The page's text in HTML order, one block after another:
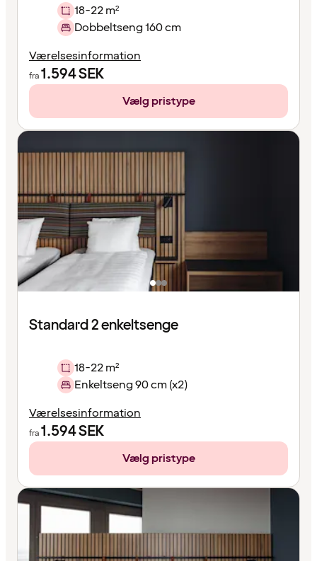
18-22 m²
Dobbeltseng 160 cm
Værelsesinformation
fra1.594SEK
Vælg pristype
Standard 2 enkeltsenge
18-22 m²
Enkeltseng 90 cm (x2)
Værelsesinformation
fra1.594SEK
Vælg pristype